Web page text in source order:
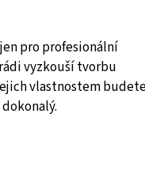
pro profesionální
vyzkouší tvorbu
vlastnostem